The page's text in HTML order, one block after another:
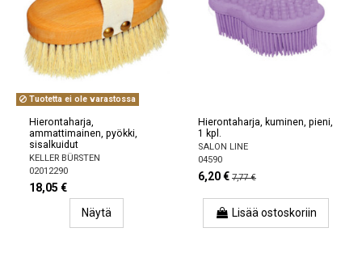
Tuotetta ei ole varastossa
Hierontaharja,
ammattimainen, pyökki,
sisalkuidut
KELLER BÜRSTEN
02012290
18,05 €
Näytä
Hierontaharja, kuminen, pieni,
1 kpl.
SALON LINE
04590
6,20 € 7,77 €
Lisää ostoskoriin